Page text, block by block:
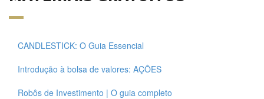
CANDLESTICK: O Guia Essencial
Introdução à bolsa de valores: AÇÕES
Robôs de Investimento | O guia completo